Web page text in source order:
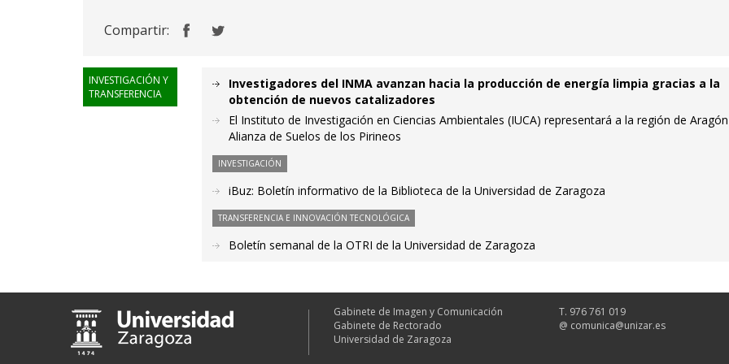
Compartir:
INVESTIGACIÓN Y
TRANSFERENCIA
Investigadores del INMA avanzan hacia la producción de energía limpia gracias a la
obtención de nuevos catalizadores
El Instituto de Investigación en Ciencias Ambientales (IUCA) representará a la región de
Alianza de Suelos de los Pirineos
INVESTIGACIÓN
iBuz: Boletín informativo de la Biblioteca de la Universidad de Zaragoza
TRANSFERENCIA E INNOVACIÓN TECNOLÓGICA
Boletín semanal de la OTRI de la Universidad de Zaragoza
Gabinete de Imagen y Comunicación
Gabinete de Rectorado
Universidad de Zaragoza
T. 976 761 019
@ comunica@unizar.es